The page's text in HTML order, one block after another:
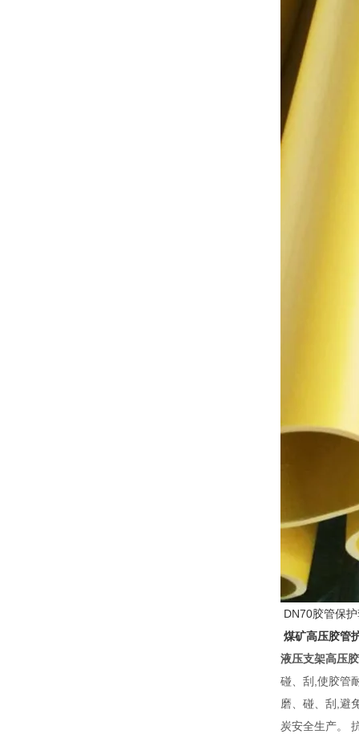
DN70胶管保
煤矿高压胶管
液压支架高压
碰、刮,使胶管
磨、碰、刮,避
炭安全生产。